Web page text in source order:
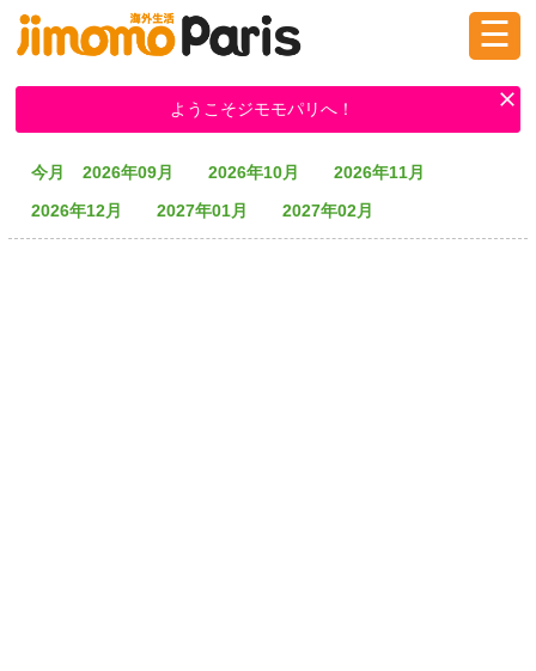
ログイン 新規登録
☰
ようこそジモモパリへ！
今月 2026年09月 2026年10月
2026年11月
2026年12月
2027年01月 2027年02月